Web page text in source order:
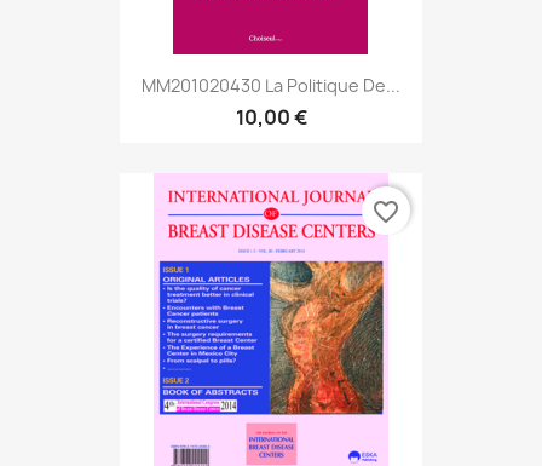
MM201020430 La Politique De...
10,00 €
favorite_border